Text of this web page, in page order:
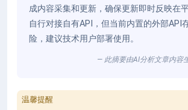
成内容采集和更新，确保更新即时反映在
自行对接自有API，但当前内置的外部API
险，建议技术用户部署使用。
— 此摘要由AI分析文章内容
温馨提醒